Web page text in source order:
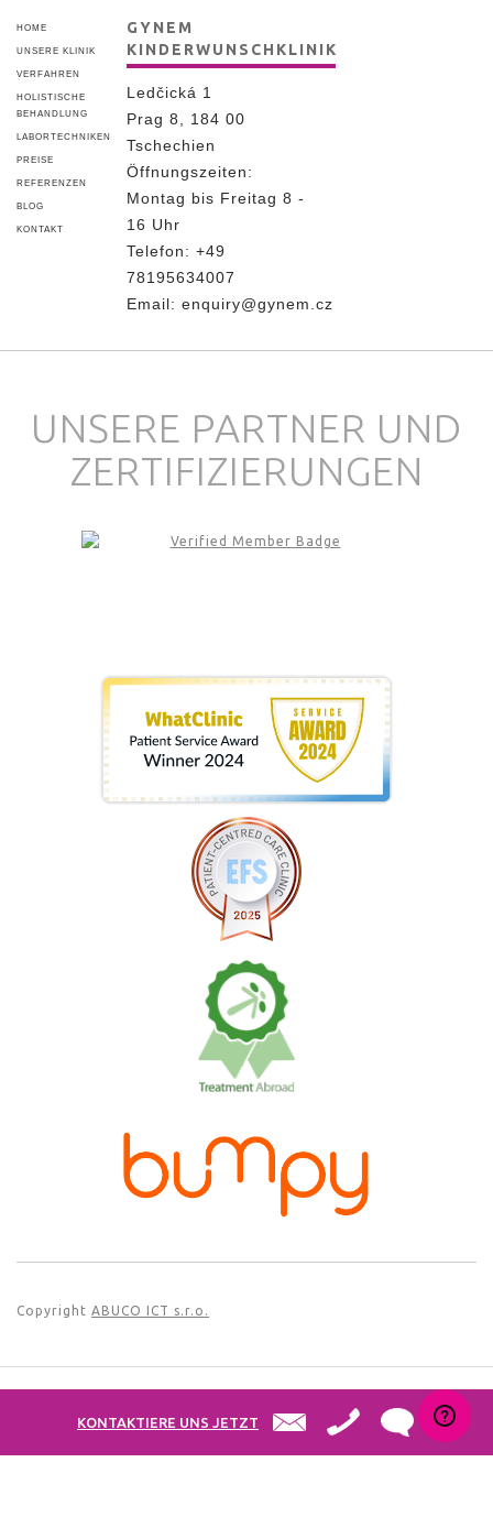
KONTAKTIERE UNS JETZT
HOME
UNSERE KLINIK
VERFAHREN
HOLISTISCHE
BEHANDLUNG
LABORTECHNIKEN
PREISE
REFERENZEN
BLOG
KONTAKT
GYNEM
KINDERWUNSCHKLINIK
Ledčická 1
Prag 8, 184 00
Tschechien
Öffnungszeiten:
Montag bis Freitag 8 -
16 Uhr
Telefon: +49
78195634007
Email: enquiry@gynem.cz
UNSERE PARTNER UND
ZERTIFIZIERUNGEN
Copyright ABUCO ICT s.r.o.
Information für Patienten zur Verarbeitung von
personenbezogenen Daten|Bedingungen und Konditionen